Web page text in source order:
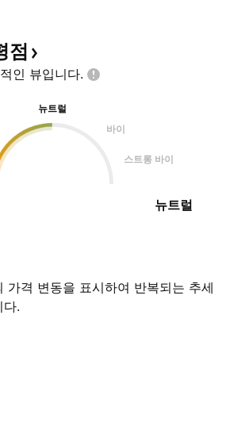
점
인 뷰입니다.
뉴트럴
바이
스트롱 바이
뉴트럴
가격 변동을 표시하여 반복되는 추세
다.